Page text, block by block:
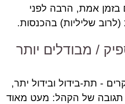
בזמן אמת, הרבה לפני
שליליות) בהכנסות.
/ מבודלים יותר
- תת-בידול ובידול יתר,
של הקהל: מעט מאוד